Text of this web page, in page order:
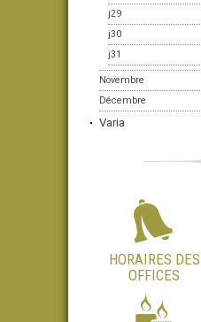
j29
j30
j31
Novembre
Décembre
Varia
HORAIRES DES
OFFICES